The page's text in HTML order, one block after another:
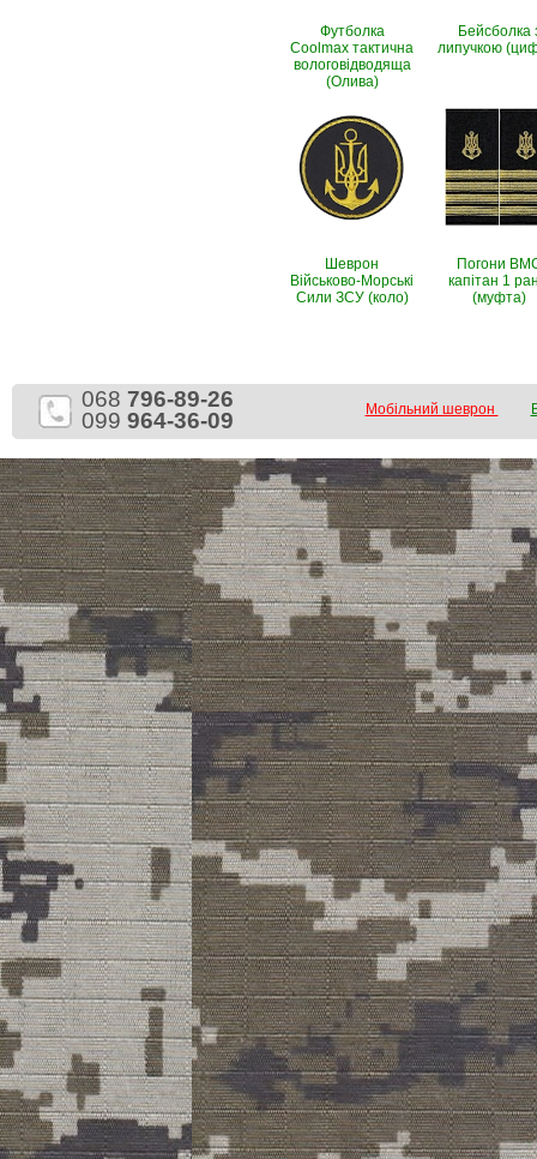
Футболка
Coolmax тактична
вологовiдводяща
(Олива)
Бейсболка
липучкою
Шеврон
Військово-Морські
Сили ЗСУ (коло)
Погони
капітан 1
(муфта)
068 796-89-26
099 964-36-09 Мобільний шеврон